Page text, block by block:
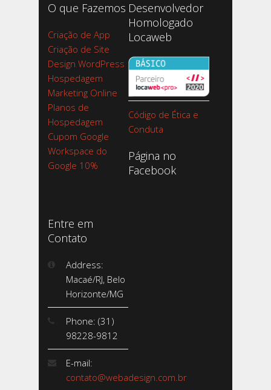
O que Fazemos
Criação de App
Criação de Site
Design WordPress
Hospedagem
Marketing Online
Planos de
Hospedagem
Cupom Google
Workspace do
Google 10%
Desenvolvedor
Homologado
Locaweb
Código de Ética e
Conduta
Página no
Facebook
Entre em
Contato
Address:
Macaé/RJ, Belo
Horizonte/MG
Phone: (31)
98228-9812
E-mail:
contato@webadesign.com.br